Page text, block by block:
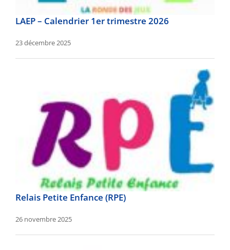
LAEP – Calendrier 1er trimestre 2026
23 décembre 2025
Relais Petite Enfance (RPE)
26 novembre 2025